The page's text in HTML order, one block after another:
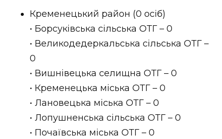
Кременецький район (0 осіб)
• Борсуківська сільська ОТГ – 0
• Великодедеркальська сільська ОТГ –
0
• Вишнівецька селищна ОТГ – 0
• Кременецька міська ОТГ – 0
• Лановецька міська ОТГ – 0
• Лопушненська сільська ОТГ – 0
• Почаївська міська ОТГ – 0